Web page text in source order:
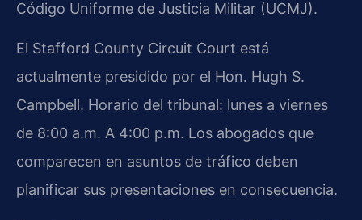
Código Uniforme de Justicia Militar (UCMJ).
El Stafford County Circuit Court está
actualmente presidido por el Hon. Hugh S.
Campbell. Horario del tribunal: lunes a viernes
de 8:00 a.m. A 4:00 p.m. Los abogados que
comparecen en asuntos de tráfico deben
planificar sus presentaciones en consecuencia.